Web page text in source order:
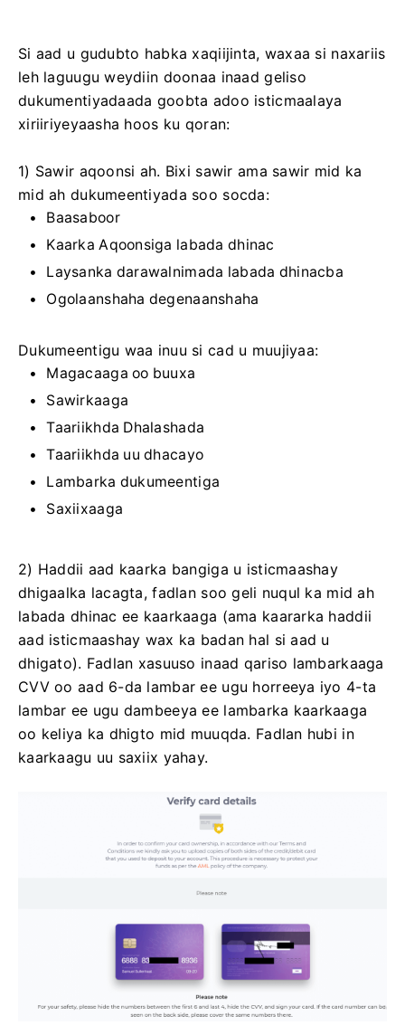
Si aad u gudubto habka xaqiijinta, waxaa si naxariis
leh laguugu weydiin doonaa inaad geliso
dukumentiyadaada goobta adoo isticmaalaya
xiriiriyeyaasha hoos ku qoran:
1) Sawir aqoonsi ah. Bixi sawir ama sawir mid ka
mid ah dukumeentiyada soo socda:
Baasaboor
Kaarka Aqoonsiga labada dhinac
Laysanka darawalnimada labada dhinacba
Ogolaanshaha degenaanshaha
Dukumeentigu waa inuu si cad u muujiyaa:
Magacaaga oo buuxa
Sawirkaaga
Taariikhda Dhalashada
Taariikhda uu dhacayo
Lambarka dukumeentiga
Saxiixaaga
2) Haddii aad kaarka bangiga u isticmaashay
dhigaalka lacagta, fadlan soo geli nuqul ka mid ah
labada dhinac ee kaarkaaga (ama kaararka haddii
aad isticmaashay wax ka badan hal si aad u
dhigato). Fadlan xasuuso inaad qariso lambarkaaga
CVV oo aad 6-da lambar ee ugu horreeya iyo 4-ta
lambar ee ugu dambeeya ee lambarka kaarkaaga
oo keliya ka dhigto mid muuqda. Fadlan hubi in
kaarkaagu uu saxiix yahay.